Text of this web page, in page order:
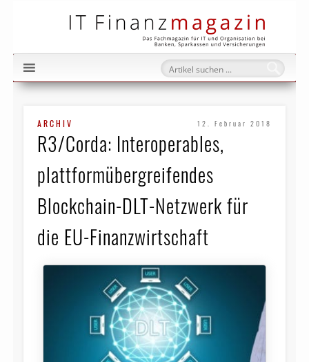
ARCHIV 12. Februar 2018
R3/Corda: Interoperables,
plattformübergreifendes
Blockchain-DLT-Netzwerk für
die EU-Finanzwirtschaft